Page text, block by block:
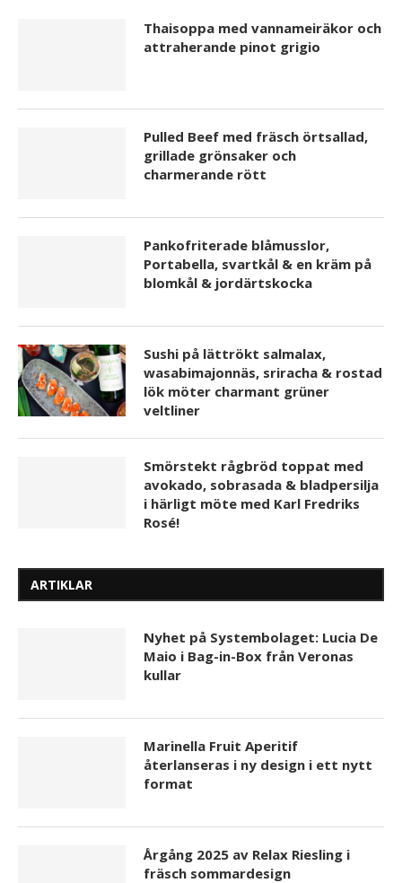
Thaisoppa med vannameiräkor och
attraherande pinot grigio
Pulled Beef med fräsch örtsallad,
grillade grönsaker och
charmerande rött
Pankofriterade blåmusslor,
Portabella, svartkål & en kräm på
blomkål & jordärtskocka
Sushi på lättrökt salmalax,
wasabimajonnäs, sriracha & rostad
lök möter charmant grüner
veltliner
Smörstekt rågbröd toppat med
avokado, sobrasada & bladpersilja
i härligt möte med Karl Fredriks
Rosé!
ARTIKLAR
Nyhet på Systembolaget: Lucia De
Maio i Bag-in-Box från Veronas
kullar
Marinella Fruit Aperitif
återlanseras i ny design i ett nytt
format
Årgång 2025 av Relax Riesling i
fräsch sommardesign